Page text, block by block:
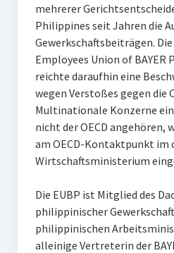
mehrerer
Philippines seit Jahren die
Gewerkschaftsbeiträgen.
Employees Union of BAYER
reichte daraufhin eine
wegen Verstoßes gegen die
Multinationale Konzerne
nicht der OECD angehören,
am OECD-Kontaktpunkt im
Wirtschaftsministerium
Die EUBP ist Mitglied des
philippinischer
philippinischen
alleinige Vertreterin der